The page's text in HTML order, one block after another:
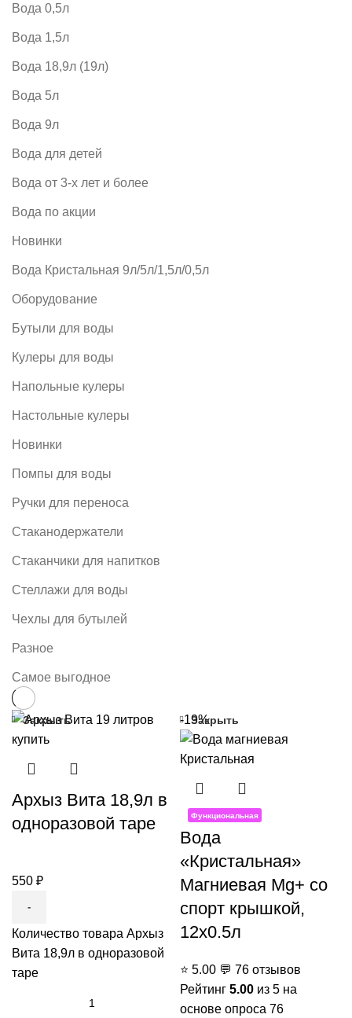
Вода 0,5л
Вода 1,5л
Вода 18,9л (19л)
Вода 5л
Вода 9л
Вода для детей
Вода от 3-х лет и более
Вода по акции
Новинки
Вода Кристальная 9л/5л/1,5л/0,5л
Оборудование
Бутыли для воды
Кулеры для воды
Напольные кулеры
Настольные кулеры
Новинки
Помпы для воды
Ручки для переноса
Стаканодержатели
Стаканчики для напитков
Стеллажи для воды
Чехлы для бутылей
Разное
Самое выгодное
Закрыть
Архыз Вита 18,9л в
одноразовой таре
550 ₽
Количество товара Архыз
Вита 18,9л в одноразовой
таре
-19%
Закрыть
Функциональная
Вода
«Кристальная»
Магниевая Mg+ со
спорт крышкой,
12x0.5л
⭐ 5.00 💬 76 отзывов
Рейтинг 5.00 из 5 на
основе опроса 76